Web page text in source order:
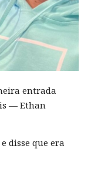
entrada
— Ethan
disse que era